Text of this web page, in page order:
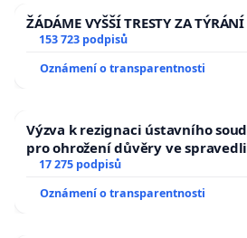
ŽÁDÁME VYŠŠÍ TRESTY ZA
153 723 podpisů
Oznámení o transparentnosti
Výzva k rezignaci ústavního
pro ohrožení důvěry ve
17 275 podpisů
Oznámení o transparentnosti